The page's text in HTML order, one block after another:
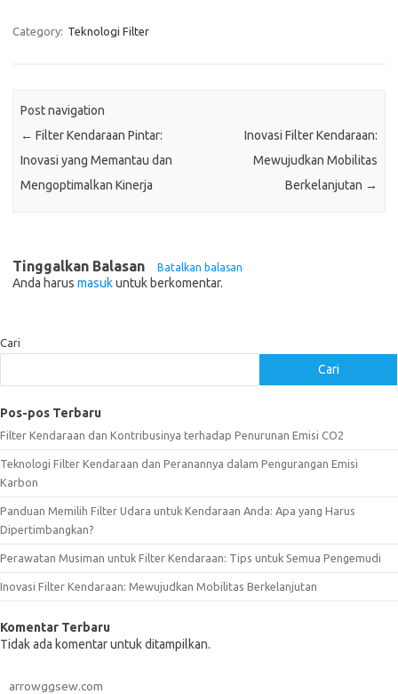
Category: Teknologi Filter
Post navigation
← Filter Kendaraan Pintar:
Inovasi yang Memantau dan
Mengoptimalkan Kinerja
Inovasi Filter Kendaraan:
Mewujudkan Mobilitas
Berkelanjutan →
Tinggalkan Balasan Batalkan balasan
Anda harus masukuntuk berkomentar.
Cari
Cari
Pos-pos Terbaru
Filter Kendaraan dan Kontribusinya terhadap Penurunan Emisi CO2
Teknologi Filter Kendaraan dan Peranannya dalam Pengurangan Emisi
Karbon
Panduan Memilih Filter Udara untuk Kendaraan Anda: Apa yang Harus
Dipertimbangkan?
Perawatan Musiman untuk Filter Kendaraan: Tips untuk Semua Pengemudi
Inovasi Filter Kendaraan: Mewujudkan Mobilitas Berkelanjutan
Komentar Terbaru
Tidak ada komentar untuk ditampilkan.
arrowggsew.com